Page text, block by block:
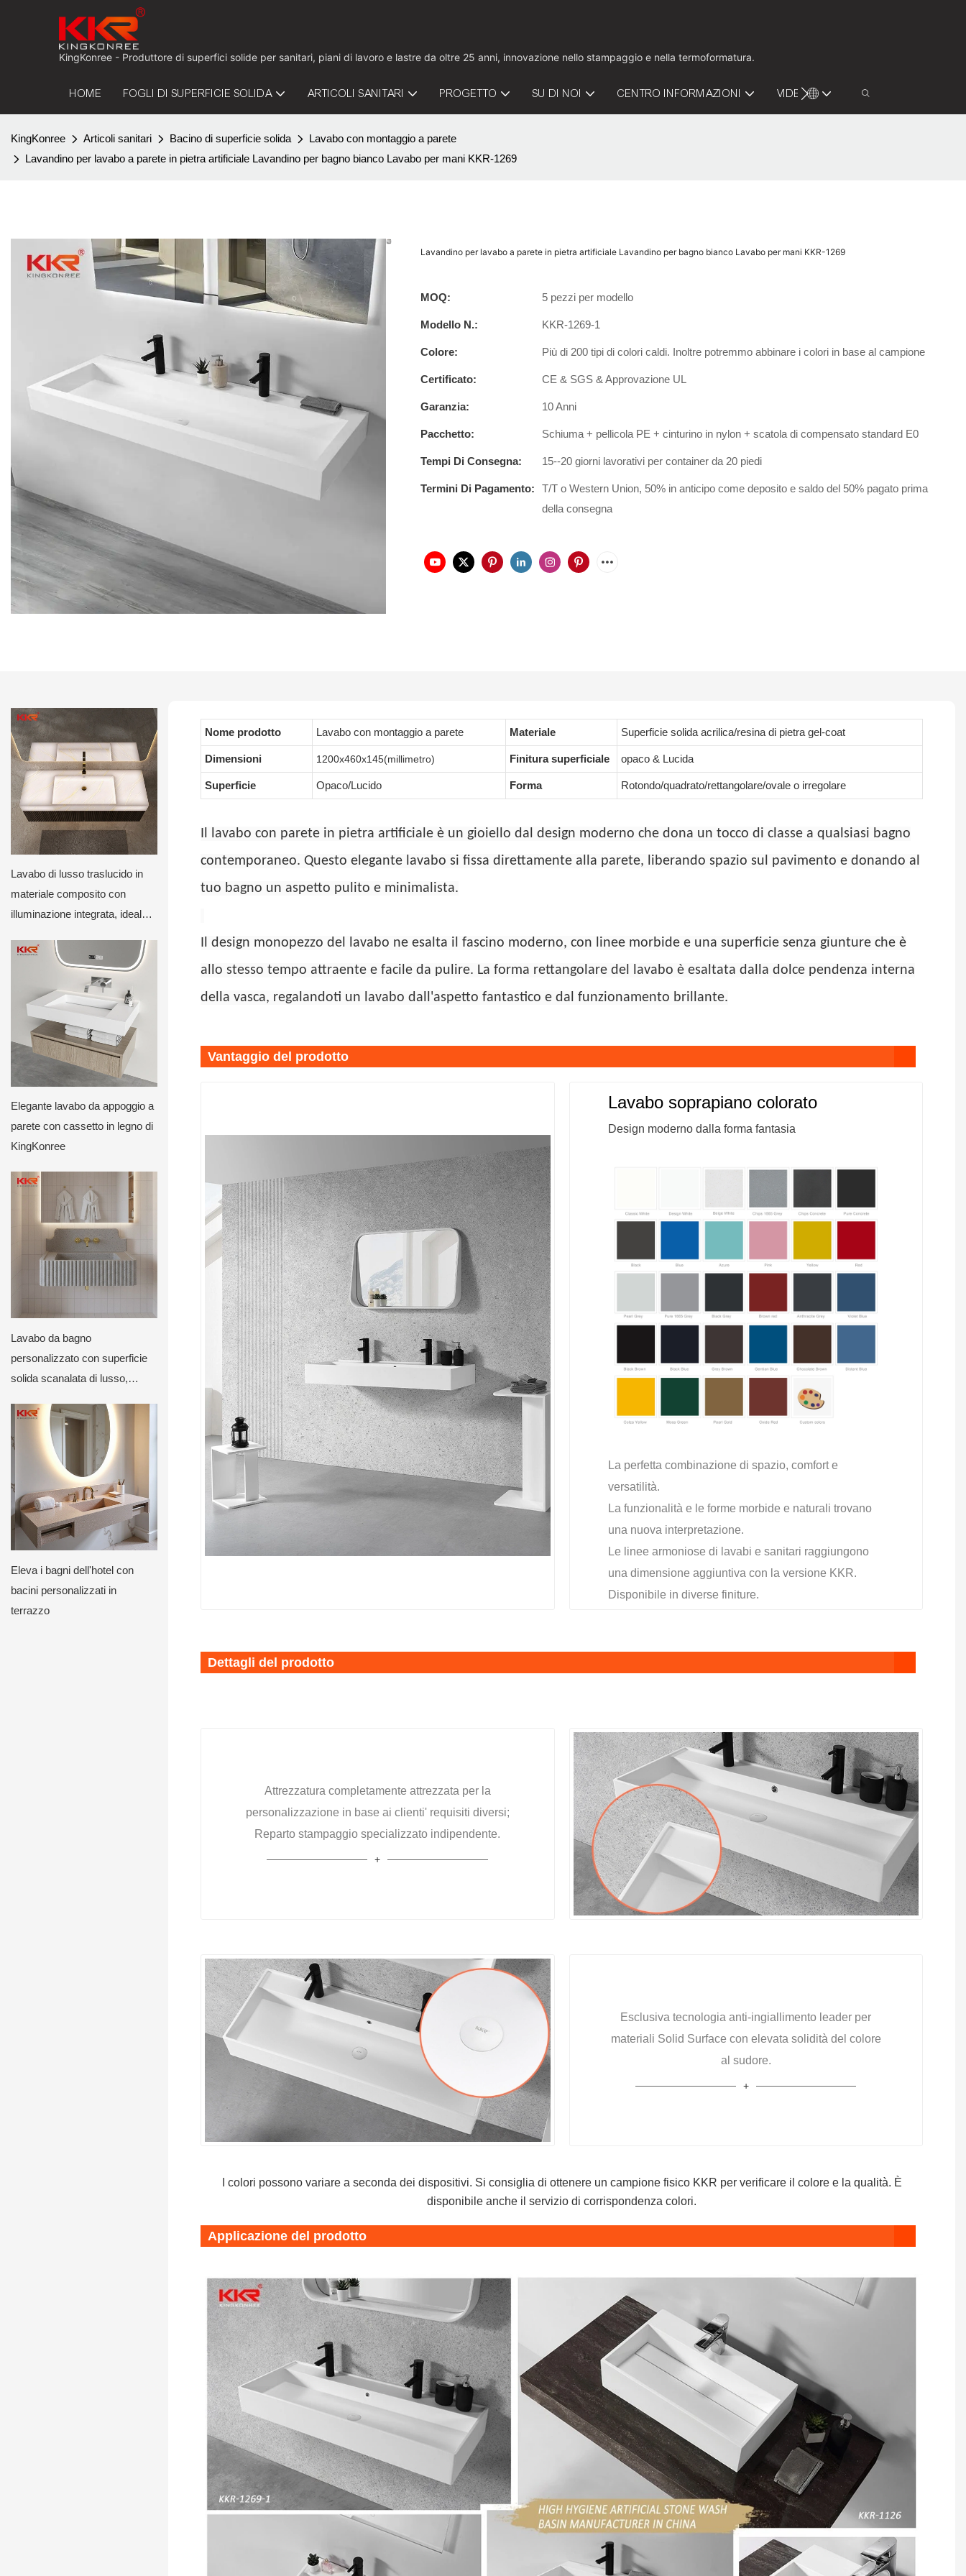
KingKonree - Produttore di superfici solide per sanitari, piani di lavoro e lastre da oltre 25 anni, innovazione nello stampaggio e nella termoformatura.
HOME FOGLI DI SUPERFICIE SOLIDA ARTICOLI SANITARI PROGETTO SU DI NOI CENTRO INFORMAZIONI VIDEO CONTATTACI
KingKonree Articoli sanitari Bacino di superficie solida
Lavabo con montaggio a parete
Lavandino per lavabo a parete in pietra artificiale Lavandino per bagno bianco Lavabo per mani KKR-1269
Lavandino per lavabo a parete in pietra artificiale Lavandino per bagno bianco Lavabo per mani KKR-1269
MOQ: 5 pezzi per modello
Modello N.: KKR-1269-1
Colore: Più di 200 tipi di colori caldi. Inoltre potremmo abbinare i colori in base al campione
Certificato: CE & SGS & Approvazione UL
Garanzia: 10 Anni
Pacchetto: Schiuma + pellicola PE + cinturino in nylon + scatola di compensato standard E0
Tempi Di Consegna: 15--20 giorni lavorativi per container da 20 piedi
Termini Di Pagamento:
T/T o Western Union, 50% in anticipo come deposito e saldo del 50% pagato prima
della consegna
Lavabo di lusso traslucido in
materiale composito con
illuminazione integrata, ideale
Elegante lavabo da appoggio a
parete con cassetto in legno di
KingKonree
Lavabo da bagno
personalizzato con superficie
solida scanalata di lusso,
posteriore curvo di KKR
Eleva i bagni dell'hotel con
bacini personalizzati in
terrazzo
Nome prodotto Lavabo con montaggio a parete Materiale Superficie solida acrilica/resina di pietra gel-coat
Dimensioni 1200x460x145(millimetro) Finitura superficiale opaco & Lucida
Superficie Opaco/Lucido Forma Rotondo/quadrato/rettangolare/ovale o irregolare
Il lavabo con parete in pietra artificiale è un gioiello dal design moderno che dona un tocco di classe a qualsiasi bagno
contemporaneo. Questo elegante lavabo si fissa direttamente alla parete, liberando spazio sul pavimento e donando al
tuo bagno un aspetto pulito e minimalista.
Il design monopezzo del lavabo ne esalta il fascino moderno, con linee morbide e una superficie senza giunture che è
allo stesso tempo attraente e facile da pulire. La forma rettangolare del lavabo è esaltata dalla dolce pendenza interna
della vasca, regalandoti un lavabo dall'aspetto fantastico e dal funzionamento brillante.
Vantaggio del prodotto
Lavabo soprapiano colorato
Design moderno dalla forma fantasia
La perfetta combinazione di spazio, comfort e
versatilità.
La funzionalità e le forme morbide e naturali trovano
una nuova interpretazione.
Le linee armoniose di lavabi e sanitari raggiungono
una dimensione aggiuntiva con la versione KKR.
Disponibile in diverse finiture.
Dettagli del prodotto
Attrezzatura completamente attrezzata per la
personalizzazione in base ai clienti' requisiti diversi;
Reparto stampaggio specializzato indipendente.
Esclusiva tecnologia anti-ingiallimento leader per
materiali Solid Surface con elevata solidità del colore
al sudore.
I colori possono variare a seconda dei dispositivi. Si consiglia di ottenere un campione fisico KKR per verificare il colore e la qualità. È
disponibile anche il servizio di corrispondenza colori.
Applicazione del prodotto